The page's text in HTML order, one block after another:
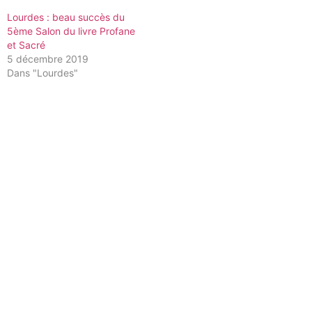
Lourdes : beau succès du
5ème Salon du livre Profane
et Sacré
5 décembre 2019
Dans "Lourdes"